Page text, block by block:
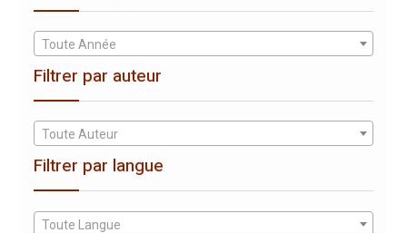
Toute Année
Filtrer par auteur
Toute Auteur
Filtrer par langue
Toute Langue